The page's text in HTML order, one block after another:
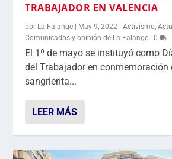
TRABAJADOR EN VALENCIA
por La Falange | May 9, 2022 |Activismo ,
Comunicados y opinión de La Falange |0
El 1º de mayo se instituyó como
del Trabajador en conmemoración
sangrienta...
LEER MÁS